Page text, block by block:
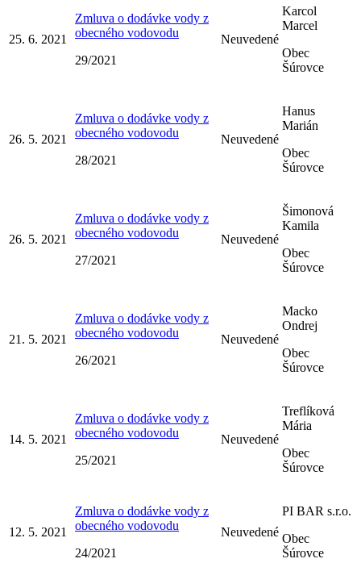
25. 6. 2021
Zmluva o dodávke vody z
obecného vodovodu
29/2021
Neuvedené
Karcol
Marcel
Obec
Šúrovce
26. 5. 2021
Zmluva o dodávke vody z
obecného vodovodu
28/2021
Neuvedené
Hanus
Marián
Obec
Šúrovce
26. 5. 2021
Zmluva o dodávke vody z
obecného vodovodu
27/2021
Neuvedené
Šimonová
Kamila
Obec
Šúrovce
21. 5. 2021
Zmluva o dodávke vody z
obecného vodovodu
26/2021
Neuvedené
Macko
Ondrej
Obec
Šúrovce
14. 5. 2021
Zmluva o dodávke vody z
obecného vodovodu
25/2021
Neuvedené
Treflíková
Mária
Obec
Šúrovce
12. 5. 2021
Zmluva o dodávke vody z
obecného vodovodu
24/2021
Neuvedené
PI BAR s.r.o.
Obec
Šúrovce